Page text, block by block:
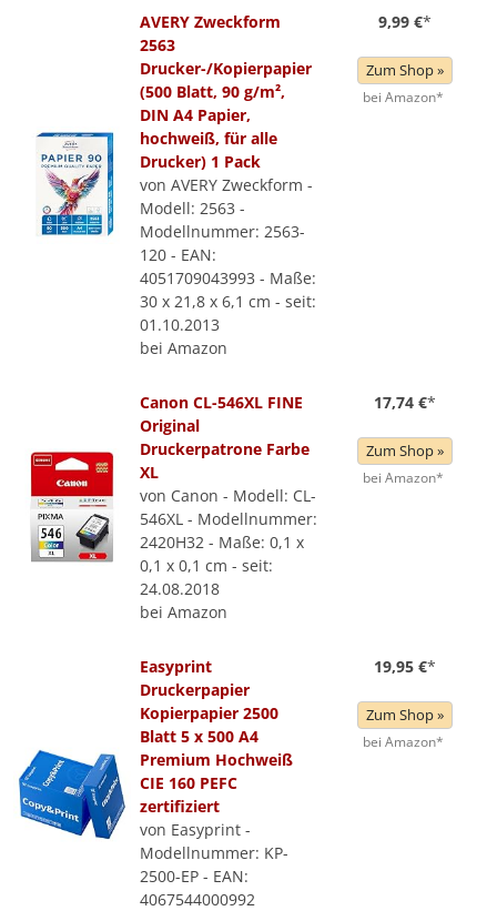
AVERY Zweckform
2563
Drucker-/Kopierpapier
(500 Blatt, 90 g/m²,
DIN A4 Papier,
hochweiß, für alle
Drucker) 1 Pack
von AVERY Zweckform -
Modell: 2563 -
Modellnummer: 2563-
120 - EAN:
4051709043993 - Maße:
30 x 21,8 x 6,1 cm - seit:
01.10.2013
bei Amazon
9,99 €*
Zum Shop »
bei Amazon*
Canon CL-546XL FINE
Original
Druckerpatrone Farbe
XL
von Canon - Modell: CL-
546XL - Modellnummer:
2420H32 - Maße: 0,1 x
0,1 x 0,1 cm - seit:
24.08.2018
bei Amazon
17,74 €*
Zum Shop »
bei Amazon*
Easyprint
Druckerpapier
Kopierpapier 2500
Blatt 5 x 500 A4
Premium Hochweiß
CIE 160 PEFC
zertifiziert
von Easyprint -
Modellnummer: KP-
2500-EP - EAN:
4067544000992
19,95 €*
Zum Shop »
bei Amazon*